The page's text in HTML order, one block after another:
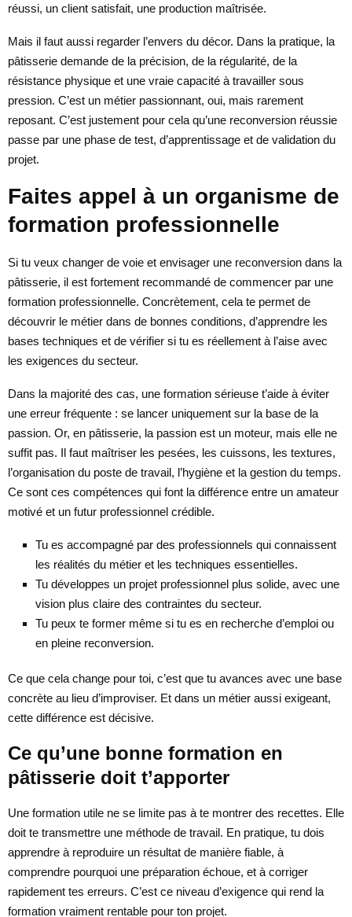
réussi, un client satisfait, une production maîtrisée.
Mais il faut aussi regarder l’envers du décor. Dans la pratique, la
pâtisserie demande de la précision, de la régularité, de la
résistance physique et une vraie capacité à travailler sous
pression. C’est un métier passionnant, oui, mais rarement
reposant. C’est justement pour cela qu’une reconversion réussie
passe par une phase de test, d’apprentissage et de validation du
projet.
Faites appel à un organisme de
formation professionnelle
Si tu veux changer de voie et envisager une reconversion dans la
pâtisserie, il est fortement recommandé de commencer par une
formation professionnelle. Concrètement, cela te permet de
découvrir le métier dans de bonnes conditions, d’apprendre les
bases techniques et de vérifier si tu es réellement à l’aise avec
les exigences du secteur.
Dans la majorité des cas, une formation sérieuse t’aide à éviter
une erreur fréquente : se lancer uniquement sur la base de la
passion. Or, en pâtisserie, la passion est un moteur, mais elle ne
suffit pas. Il faut maîtriser les pesées, les cuissons, les textures,
l’organisation du poste de travail, l’hygiène et la gestion du temps.
Ce sont ces compétences qui font la différence entre un amateur
motivé et un futur professionnel crédible.
Tu es accompagné par des professionnels qui connaissent
les réalités du métier et les techniques essentielles.
Tu développes un projet professionnel plus solide, avec une
vision plus claire des contraintes du secteur.
Tu peux te former même si tu es en recherche d’emploi ou
en pleine reconversion.
Ce que cela change pour toi, c’est que tu avances avec une base
concrète au lieu d’improviser. Et dans un métier aussi exigeant,
cette différence est décisive.
Ce qu’une bonne formation en
pâtisserie doit t’apporter
Une formation utile ne se limite pas à te montrer des recettes. Elle
doit te transmettre une méthode de travail. En pratique, tu dois
apprendre à reproduire un résultat de manière fiable, à
comprendre pourquoi une préparation échoue, et à corriger
rapidement tes erreurs. C’est ce niveau d’exigence qui rend la
formation vraiment rentable pour ton projet.